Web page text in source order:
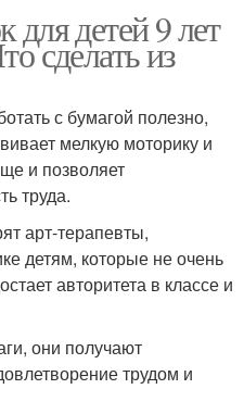
для детей 9 лет
сделать из
с бумагой полезно,
мелкую моторику и
и позволяет
труда.
арт-терапевты,
детям, которые не очень
авторитета в классе и
они получают
трудом и